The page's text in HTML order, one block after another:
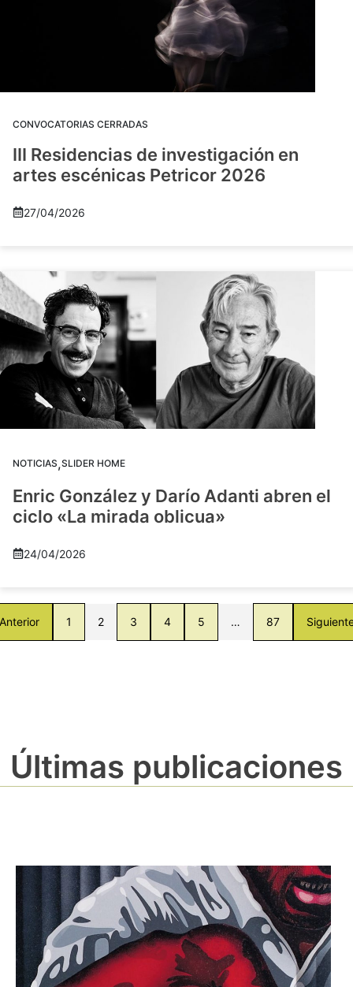
CONVOCATORIAS CERRADAS
III Residencias de investigación en
artes escénicas Petricor 2026
27/04/2026
NOTICIAS,SLIDER HOME
Enric González y Darío Adanti abren el
ciclo «La mirada oblicua»
24/04/2026
1 2 3 4 5 … 87
Últimas publicaciones